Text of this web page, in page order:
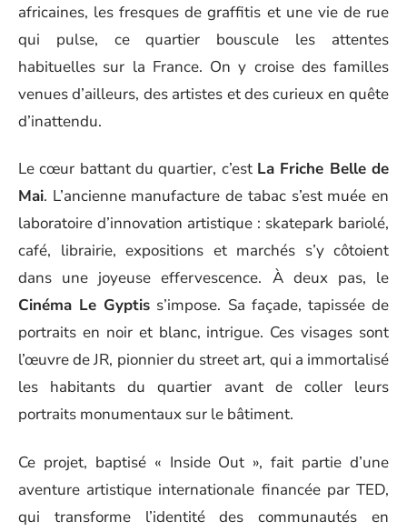
africaines, les fresques de graffitis et une vie de rue
qui pulse, ce quartier bouscule les attentes
habituelles sur la France. On y croise des familles
venues d’ailleurs, des artistes et des curieux en quête
d’inattendu.
Le cœur battant du quartier, c’est La Friche Belle de
Mai. L’ancienne manufacture de tabac s’est muée en
laboratoire d’innovation artistique : skatepark bariolé,
café, librairie, expositions et marchés s’y côtoient
dans une joyeuse effervescence. À deux pas, le
Cinéma Le Gyptis s’impose. Sa façade, tapissée de
portraits en noir et blanc, intrigue. Ces visages sont
l’œuvre de JR, pionnier du street art, qui a immortalisé
les habitants du quartier avant de coller leurs
portraits monumentaux sur le bâtiment.
Ce projet, baptisé « Inside Out », fait partie d’une
aventure artistique internationale financée par TED,
qui transforme l’identité des communautés en